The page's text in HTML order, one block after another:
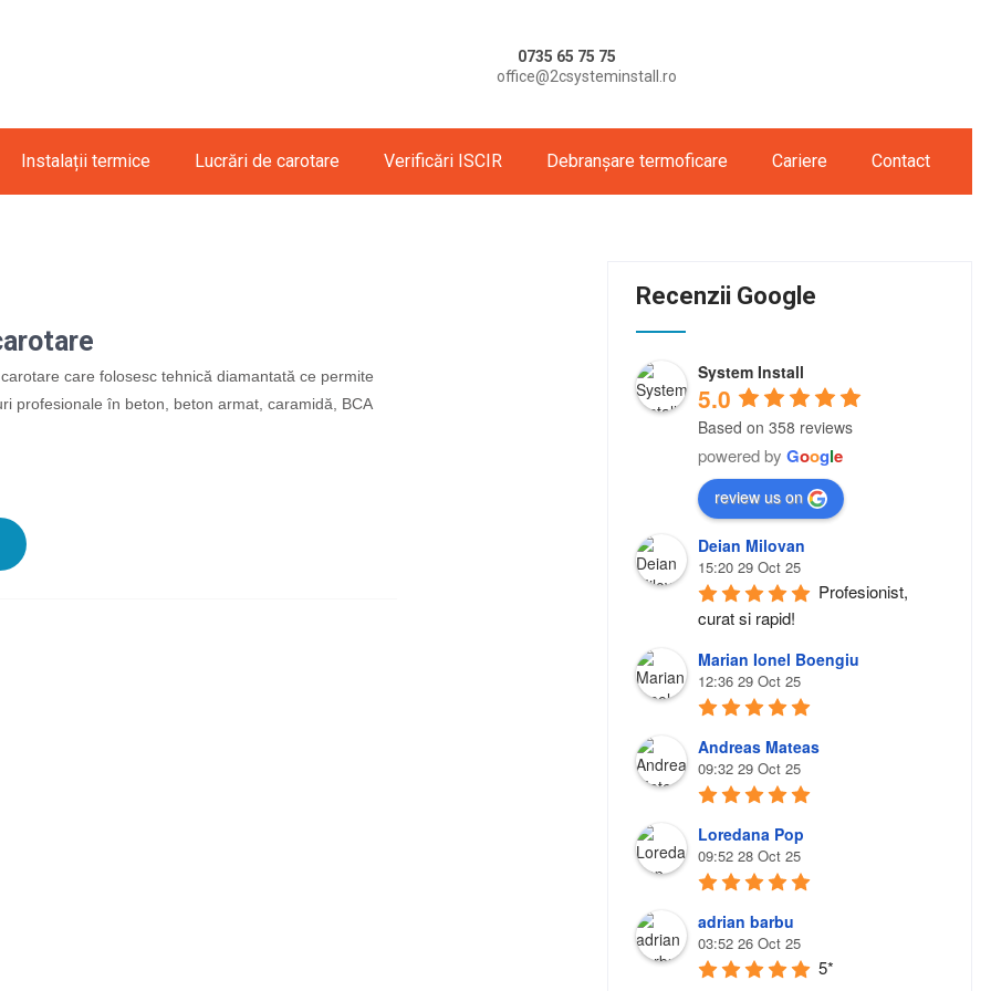
0735 65 75 75
office@2csysteminstall.ro
Instalații termice Lucrări de carotare Verificări ISCIR Debranșare termoficare Cariere Contact
care folosesc tehnică diamantată ce permite
profesionale în beton, beton armat, caramidă, BCA
Recenzii Google
System Install
5.0
Based on 358 reviews
powered by Google
review us on
Deian Milovan
15:20 29 Oct 25
Profesionist,
curat si rapid!
Marian Ionel Boengiu
12:36 29 Oct 25
Andreas Mateas
09:32 29 Oct 25
Loredana Pop
09:52 28 Oct 25
adrian barbu
03:52 26 Oct 25
5*